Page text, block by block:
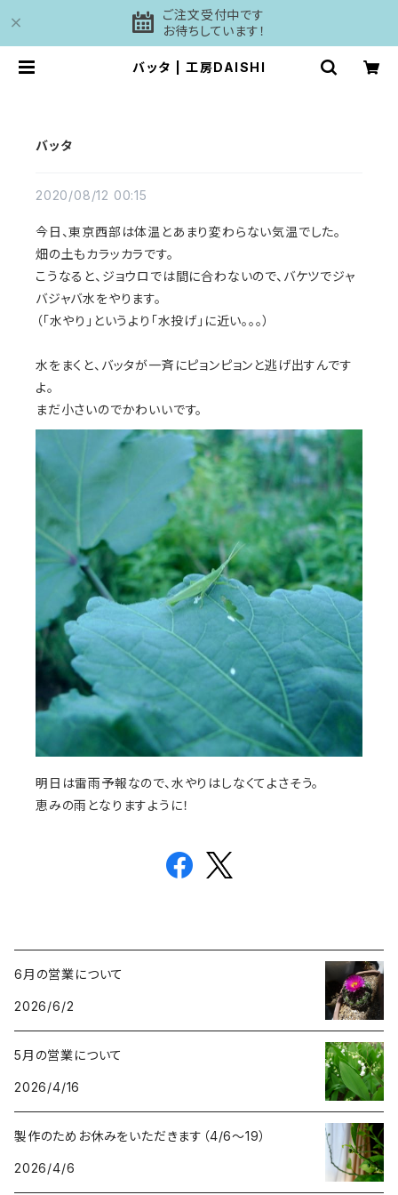
ご注文受付中です
お待ちしています！
バッタ | 工房DAISHI
バッタ
2020/08/12 00:15
今日、東京西部は体温とあまり変わらない気温でした。
畑の土もカラッカラです。
こうなると、ジョウロでは間に合わないので、バケツでジャ
バジャバ水をやります。
（「水やり」というより「水投げ」に近い。。。）
水をまくと、バッタが一斉にピョンピョンと逃げ出すんです
よ。
まだ小さいのでかわいいです。
明日は雷雨予報なので、水やりはしなくてよさそう。
恵みの雨となりますように！
6月の営業について
2026/6/2
5月の営業について
2026/4/16
製作のためお休みをいただきます（4/6〜19）
2026/4/6